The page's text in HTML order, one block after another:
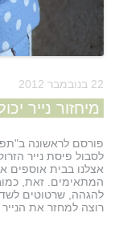
22 בנובמבר 2012
מיחזור נייר
לסבול פיסת נייר
אצלנו בבית אוספים
המתאימים. זאת,
להגהה, שרטוטים
רוצה למחזר את